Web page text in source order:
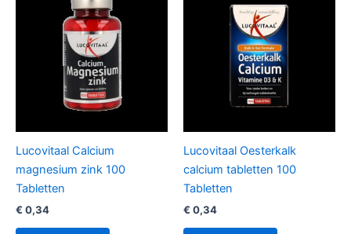
Lucovitaal Calcium
magnesium zink 100
Tabletten
€ 0,34
Lucovitaal Oesterkalk
calcium tabletten 100
Tabletten
€ 0,34